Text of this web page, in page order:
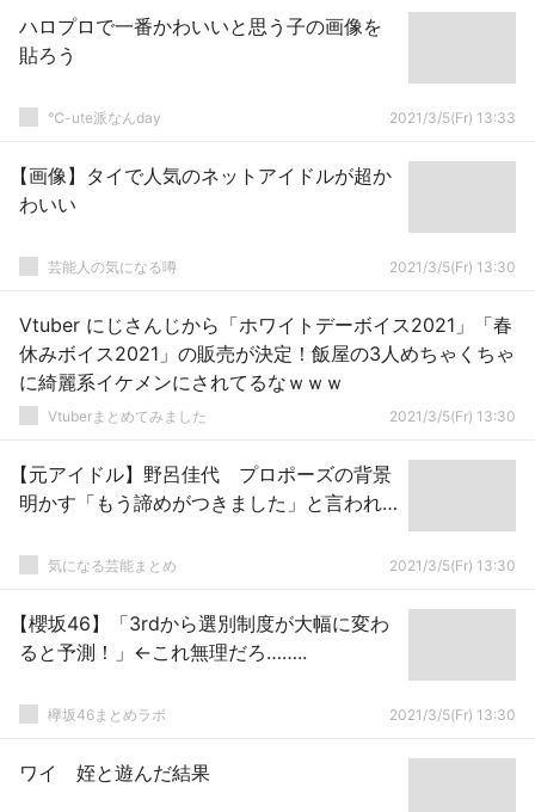
ハロプロで一番かわいいと思う子の画像を
貼ろう
℃-ute派なんday 2021/3/5(Fr) 13:33
【画像】タイで人気のネットアイドルが超か
わいい
芸能人の気になる噂 2021/3/5(Fr) 13:30
Vtuber にじさんじから「ホワイトデーボイス2021」「春
休みボイス2021」の販売が決定！飯屋の3人めちゃくちゃ
に綺麗系イケメンにされてるなｗｗｗ
Vtuberまとめてみました 2021/3/5(Fr) 13:30
【元アイドル】野呂佳代 プロポーズの背景
明かす「もう諦めがつきました」と言われ…
気になる芸能まとめ 2021/3/5(Fr) 13:30
【櫻坂46】「3rdから選別制度が大幅に変わ
ると予測！」←これ無理だろ……..
欅坂46まとめラボ 2021/3/5(Fr) 13:30
ワイ 姪と遊んだ結果